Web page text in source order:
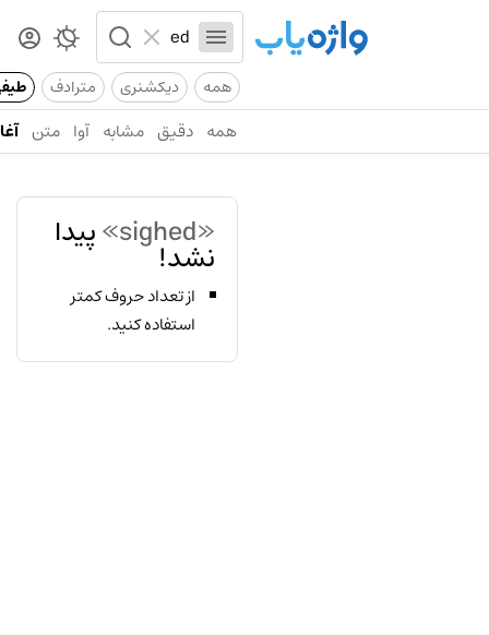
همه دیکشنری مترادف
همه دقیق مشابه آوا متن
«sighed» پیدا
نشد!
از تعداد حروف کمتر
استفاده کنید.